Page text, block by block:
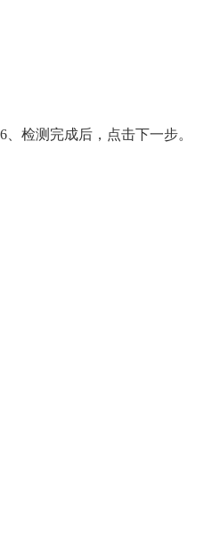
6、检测完成后，点击下一步。